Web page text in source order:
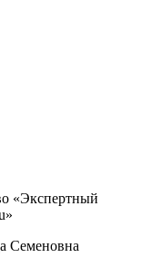
«Экспертный
Семеновна